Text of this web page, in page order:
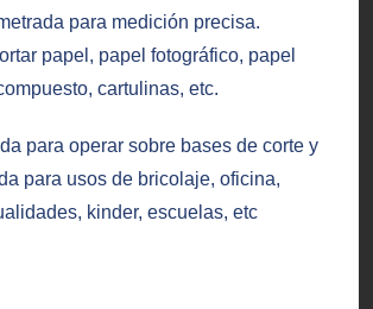
para medición precisa.
papel, papel fotográfico, papel
cartulinas, etc.
para operar sobre bases de corte y
para usos de bricolaje, oficina,
kinder, escuelas, etc